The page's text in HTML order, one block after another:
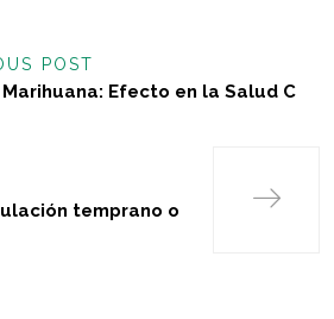
POST
Marihuana: Efecto en la Salud C
temprano o